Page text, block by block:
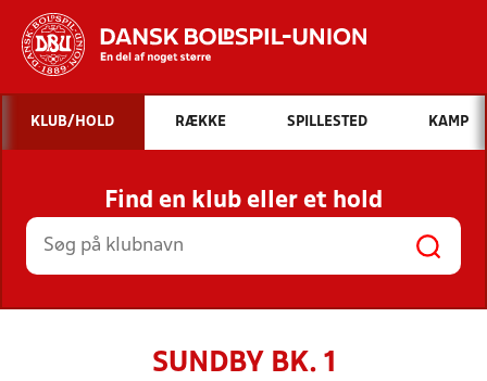
Hvad vil du søge efter?
INDHOLD OG NYHEDER
STILLINGER, RESULTATER, KLUBBER OG
HOLD
KLUB/HOLD RÆKKE SPILLESTED KAMP
Find en klub eller et hold
SUNDBY BK. 1